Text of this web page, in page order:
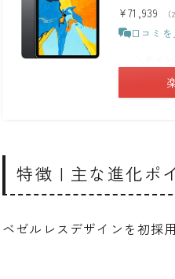
¥71,939
口コミを
特徴 | 主な進化ポ
ベゼルレスデザインを初採